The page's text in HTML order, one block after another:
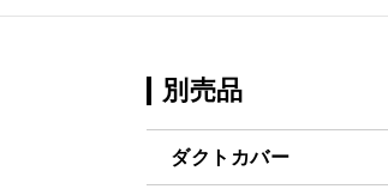
別売品
ダクトカバー